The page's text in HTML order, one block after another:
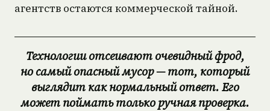
агентств остаются коммерческой тайной.
Технологии отсеивают очевидный фрод,
но самый опасный мусор — тот, который
выглядит как нормальный ответ. Его
может поймать только ручная проверка.